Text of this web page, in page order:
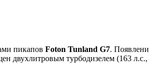
пикапов Foton Tunland G7.
двухлитровым турбодизелем (163